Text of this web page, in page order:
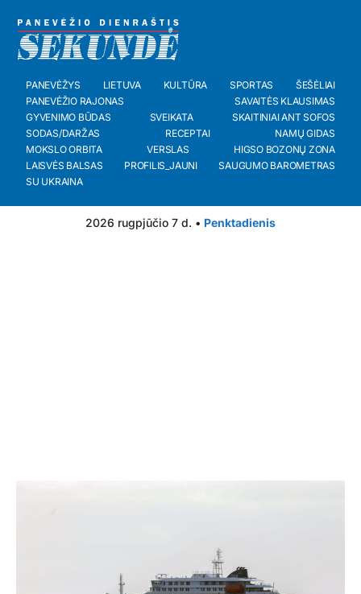
PANEVĖŽYS LIETUVA KULTŪRA SPORTAS
ŠEŠĖLIAI
PANEVĖŽIO RAJONAS
SAVAITĖS KLAUSIMAS
GYVENIMO BŪDAS
SVEIKATA
SKAITINIAI ANT SOFOS
SODAS/DARŽAS
RECEPTAI
NAMŲ GIDAS
MOKSLO ORBITA
VERSLAS
HIGSO BOZONŲ ZONA
LAISVĖS BALSAS
PROFILIS_JAUNI
SAUGUMO BAROMETRAS
SU UKRAINA
2026 rugpjūčio 7 d. • Penktadienis